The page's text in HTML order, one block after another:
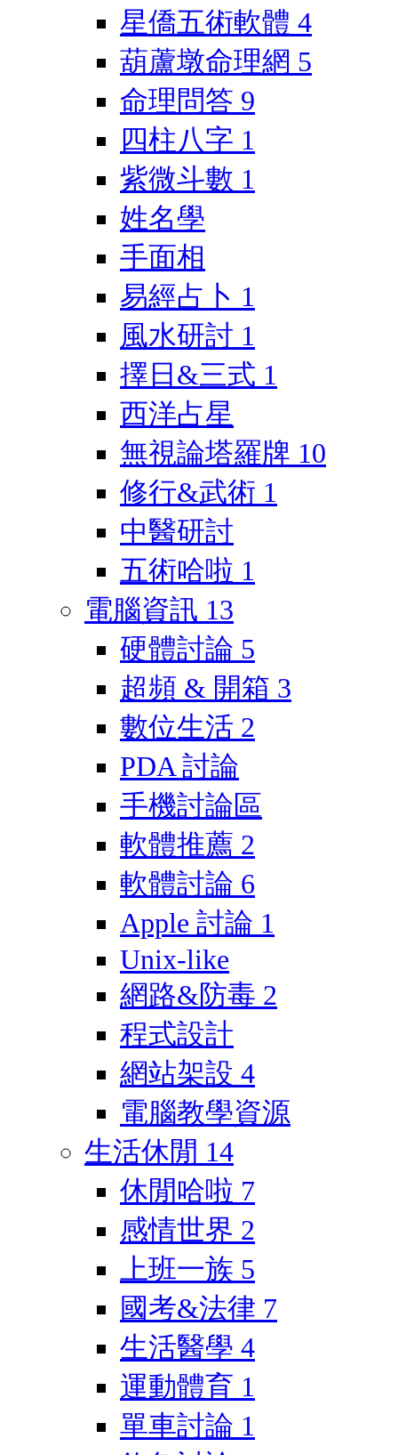
星僑五術軟體 4
葫蘆墩命理網 5
命理問答 9
四柱八字 1
紫微斗數 1
姓名學
手面相
易經占卜 1
風水研討 1
擇日&三式 1
西洋占星
無視論塔羅牌 10
修行&武術 1
中醫研討
五術哈啦 1
電腦資訊 13
硬體討論 5
超頻 & 開箱 3
數位生活 2
PDA 討論
手機討論區
軟體推薦 2
軟體討論 6
Apple 討論 1
Unix-like
網路&防毒 2
程式設計
網站架設 4
電腦教學資源
生活休閒 14
休閒哈啦 7
感情世界 2
上班一族 5
國考&法律 7
生活醫學 4
運動體育 1
單車討論 1